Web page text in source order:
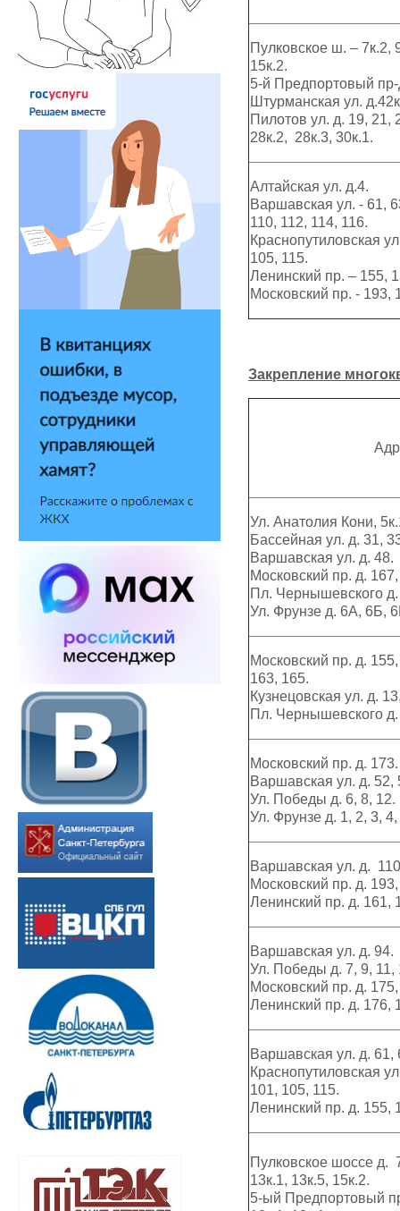
Пулковское ш. – 7к.2,
15к.2.
5-й Предпортовый пр-
Штурманская ул.
Пилотов ул. д. 19, 21,
28к.2, 28к.3, 30к.1.
Алтайская ул. д.4.
Варшавская ул. - 61,
110, 112, 114, 116.
Краснопутиловская
105, 115.
Ленинский пр. – 155,
Московский пр. - 193,
Закрепление
Ул. Анатолия Кони,
Бассейная ул. д. 31,
Варшавская ул. д. 48.
Московский пр. д.
Пл. Чернышевского д.
Ул. Фрунзе д. 6А, 6Б,
Московский пр. д.
163, 165.
Кузнецовская ул. д.
Пл. Чернышевского д.
Московский пр. д. 173.
Варшавская ул. д. 52,
Ул. Победы д. 6, 8, 12.
Ул. Фрунзе д. 1, 2, 3, 4,
Варшавская ул. д.
Московский пр. д.
Ленинский пр. д. 161,
Варшавская ул. д. 94.
Ул. Победы д. 7, 9, 11,
Московский пр. д.
Ленинский пр. д. 176,
Варшавская ул. д. 61,
Краснопутиловская
101, 105, 115.
Ленинский пр. д. 155,
Пулковское шоссе д.
13к.1, 13к.5, 15к.2.
5-ый Предпортовый